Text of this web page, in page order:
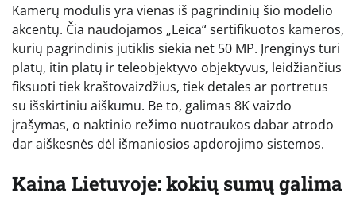
Kamerų modulis yra vienas iš pagrindinių šio modelio
akcentų. Čia naudojamos „Leica“ sertifikuotos kameros,
kurių pagrindinis jutiklis siekia net 50 MP. Įrenginys turi
platų, itin platų ir teleobjektyvo objektyvus, leidžiančius
fiksuoti tiek kraštovaizdžius, tiek detales ar portretus
su išskirtiniu aiškumu. Be to, galimas 8K vaizdo
įrašymas, o naktinio režimo nuotraukos dabar atrodo
dar aiškesnės dėl išmaniosios apdorojimo sistemos.
Kaina Lietuvoje: kokių sumų galima